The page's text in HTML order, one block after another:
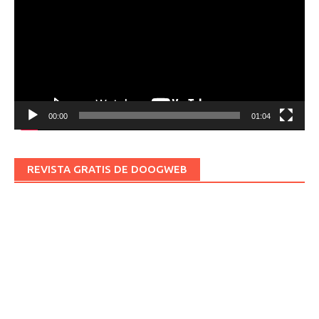
00:00 01:04
REVISTA GRATIS DE DOOGWEB